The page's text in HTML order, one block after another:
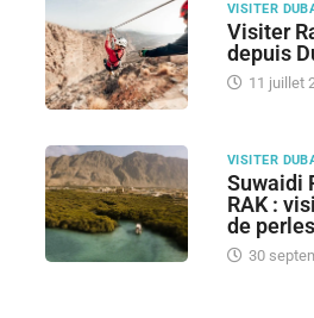
VISITER
Visiter
depuis
11 juillet
VISITER
Suwaidi
RAK :
de
30